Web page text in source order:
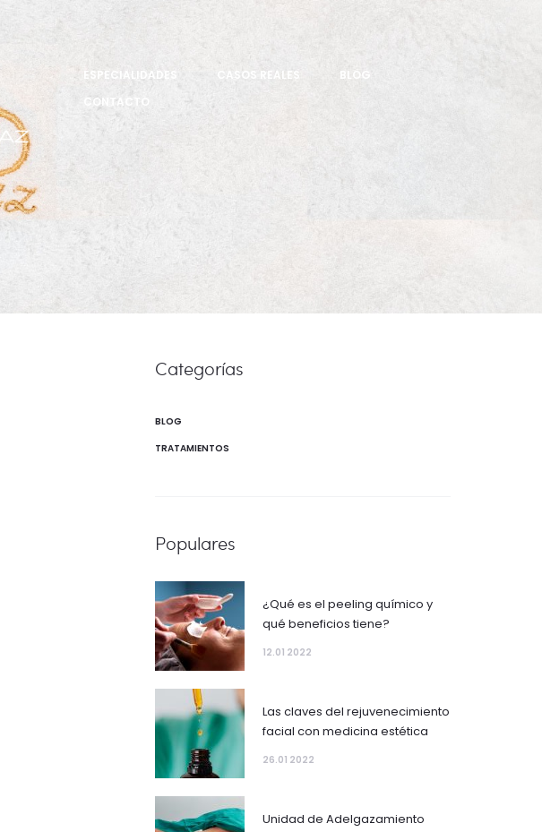
ESPECIALIDADES CASOS REALES
BLOG
CONTACTO
Categorías
BLOG
TRATAMIENTOS
Populares
¿Qué es el peeling químico y
qué beneficios tiene?
12.01 2022
Las claves del rejuvenecimiento
facial con medicina estética
26.01 2022
Unidad de Adelgazamiento